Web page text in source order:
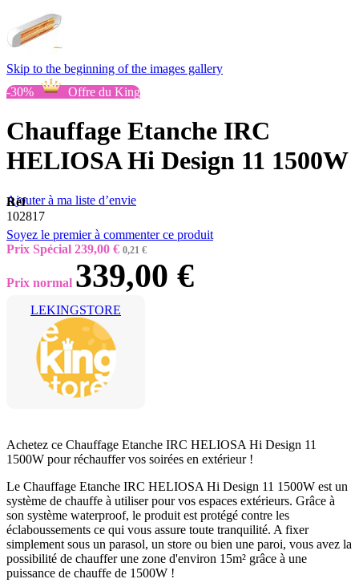
Skip to the beginning of the images gallery
-30%
Offre du King
Chauffage Etanche IRC
HELIOSA Hi Design 11 1500W
Ajouter à ma liste d’envie
Réf
102817
Soyez le premier à commenter ce produit
Prix Spécial 239,00 € 0,21 €
Prix normal 339,00 €
LEKINGSTORE
Achetez ce Chauffage Etanche IRC HELIOSA Hi Design 11
1500W pour réchauffer vos soirées en extérieur !
Le Chauffage Etanche IRC HELIOSA Hi Design 11 1500W est un
système de chauffe à utiliser pour vos espaces extérieurs. Grâce à
son système waterproof, le produit est protégé contre les
éclaboussements ce qui vous assure toute tranquilité. A fixer
simplement sous un parasol, un store ou bien une paroi, vous avez la
possibilité de chauffer une zone d'environ 15m² grâce à une
puissance de chauffe de 1500W !